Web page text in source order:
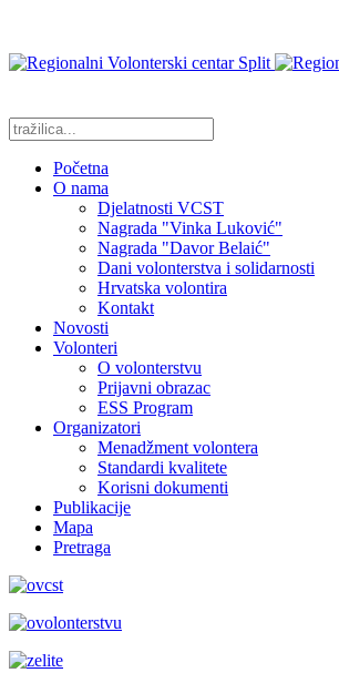
Početna
O nama
Djelatnosti VCST
Nagrada "Vinka Luković"
Nagrada "Davor Belaić"
Dani volonterstva i solidarnosti
Hrvatska volontira
Kontakt
Novosti
Volonteri
O volonterstvu
Prijavni obrazac
ESS Program
Organizatori
Menadžment volontera
Standardi kvalitete
Korisni dokumenti
Publikacije
Mapa
Pretraga